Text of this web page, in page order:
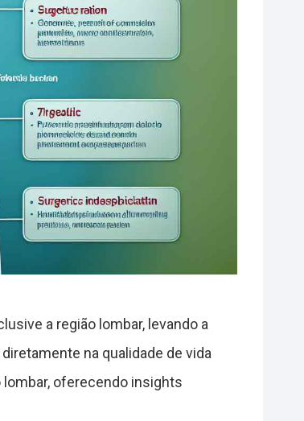
a região lombar, levando a
na qualidade de vida
oferecendo insights